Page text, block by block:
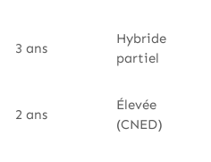
3 ans
Hybride
partiel
2 ans
Élevée
(CNED)